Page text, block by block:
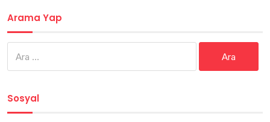
Arama Yap
Sosyal